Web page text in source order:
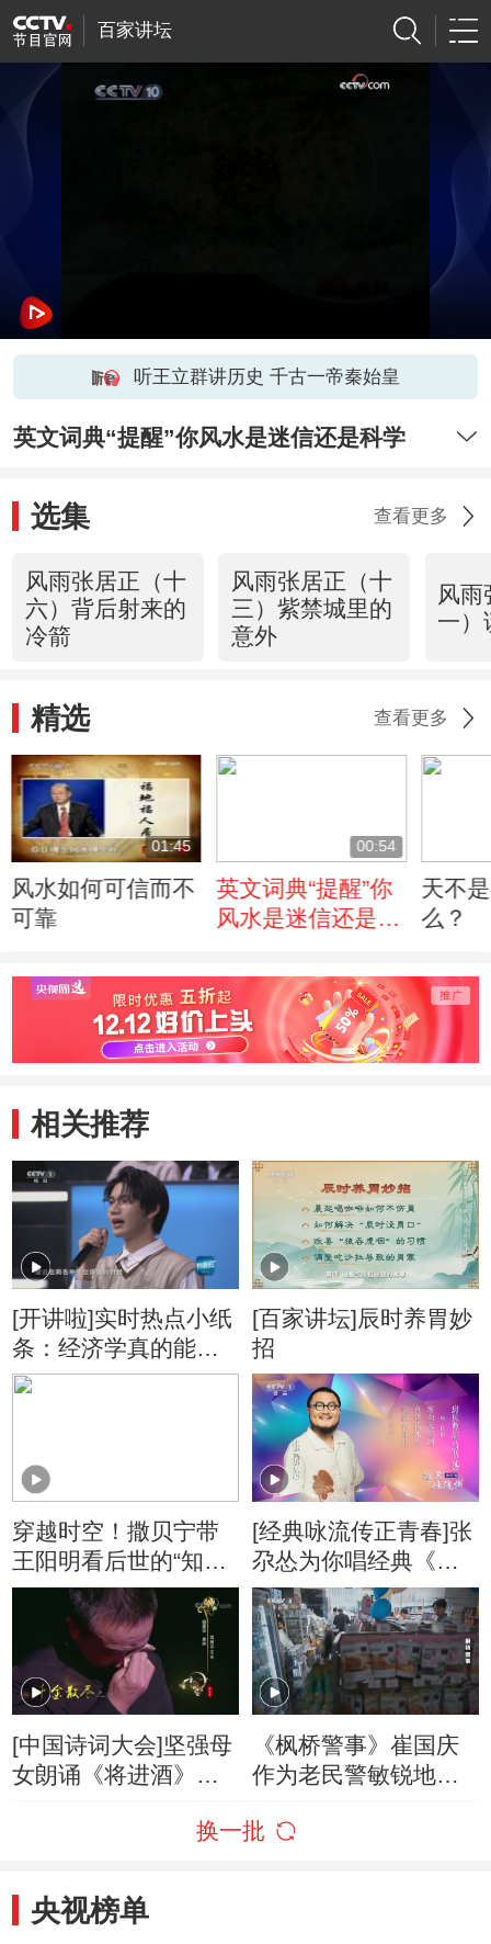
百家讲坛
听王立群讲历史 千古一帝秦始皇
英文词典“提醒”你风水是迷信还是科学
选集 查看更多
风雨张居正（十
六）背后射来的
冷箭
风雨张居正（十
三）紫禁城里的
意外
风雨
一）
精选 查看更多
01:45
风水如何可信而不
可靠
00:54
英文词典“提醒”你
风水是迷信还是科
天不
么？
相关推荐
[开讲啦]实时热点小纸
条：经济学真的能解
释一切吗？
[百家讲坛]辰时养胃妙
招
穿越时空！撒贝宁带
王阳明看后世的“知行
合一”
[经典咏流传正青春]张
尕怂为你唱经典《房
兵曹胡马》
[中国诗词大会]坚强母
女朗诵《将进酒》感
《枫桥警事》崔国庆
作为老民警敏锐地发
换一批
央视榜单